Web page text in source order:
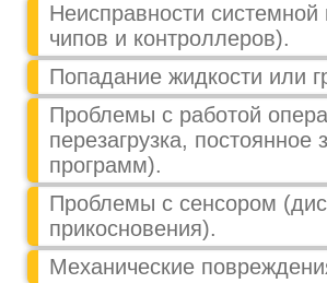
Неисправности
чипов и контроллеров).
Попадание жидкости или
Проблемы с работой
перезагрузка,
программ).
Проблемы с сенсором
прикосновения).
Механические